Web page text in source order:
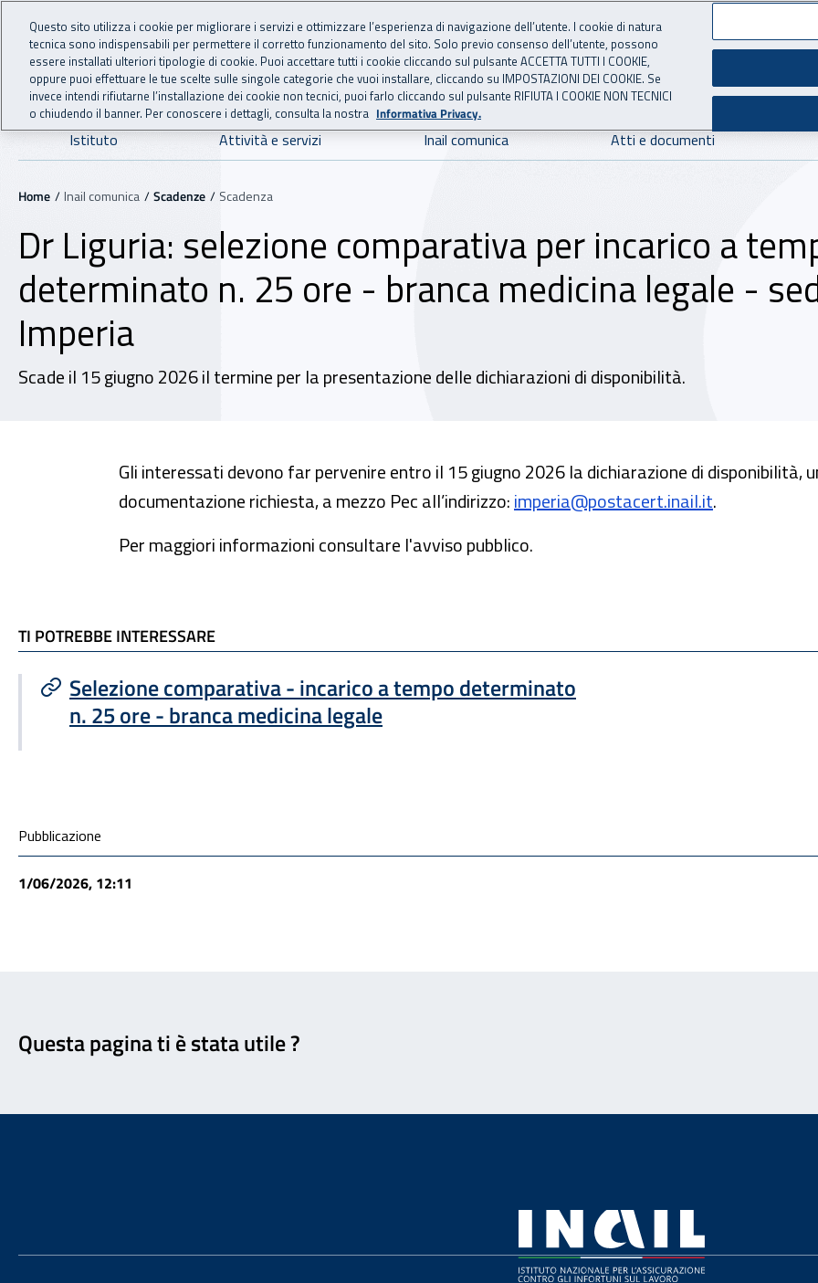
Vai al menu principale
Vai al contenuto principale
INAIL - Istituto Nazionale per l'Assicurazione
Navigazione principale
Istituto Attività e servizi Inail comunica Atti e documenti
Navigazione - Ti trovi in:
Home Inail comunica Scadenze Scadenza
Dr Liguria: selezione comparativa per incarico a
determinato n. 25 ore - branca medicina legale -
Imperia
Scade il 15 giugno 2026 il termine per la presentazione delle dichiarazioni di disponibilità.
Gli interessati devono far pervenire entro il 15 giugno 2026 la dichiarazione di disponibilità,
documentazione richiesta, a mezzo Pec all’indirizzo:imperia@postacert.inail.it.
Per maggiori informazioni consultare l'avviso pubblico.
TI POTREBBE INTERESSARE
TI POTREBBE INTERESSARE
Selezione comparativa - incarico a tempo determinato
n. 25 ore - branca medicina legale
Condivisione social
Pubblicazione
1/06/2026, 12:11
Questa pagina ti è stata utile ?
Questo sito utilizza i cookie per migliorare i servizi e ottimizzare l’esperienza di navigazione dell’utente. I cookie di natura
tecnica sono indispensabili per permettere il corretto funzionamento del sito. Solo previo consenso dell’utente, possono
essere installati ulteriori tipologie di cookie. Puoi accettare tutti i cookie cliccando sul pulsante ACCETTA TUTTI I COOKIE,
oppure puoi effettuare le tue scelte sulle singole categorie che vuoi installare, cliccando su IMPOSTAZIONI DEI COOKIE. Se
invece intendi rifiutarne l’installazione dei cookie non tecnici, puoi farlo cliccando sul pulsante RIFIUTA I COOKIE NON TECNICI
o chiudendo il banner. Per conoscere i dettagli, consulta la nostra Informativa Privacy.